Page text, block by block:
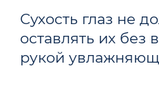
Сухость глаз не
оставлять их
рукой